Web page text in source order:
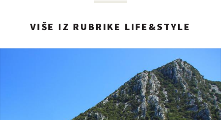
VIŠE IZ RUBRIKE LIFE&STYLE